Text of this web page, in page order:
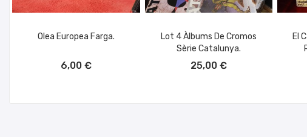
Olea Europea Farga.
6,00 €
Lot 4 Àlbums De Cromos
Sèrie Catalunya.
25,00 €
El